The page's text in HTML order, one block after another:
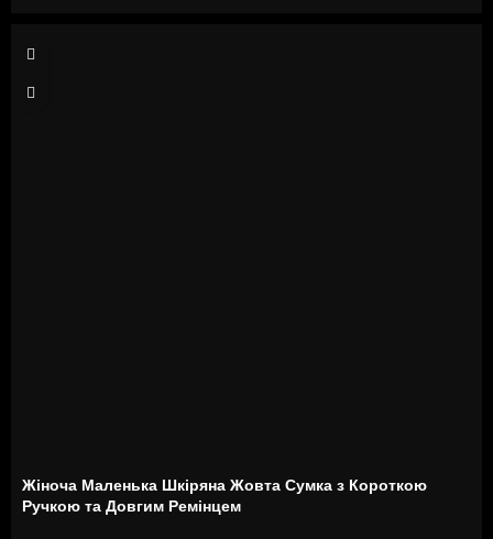
Жіноча Маленька Шкіряна Жовта Сумка з Короткою
Ручкою та Довгим Ремінцем